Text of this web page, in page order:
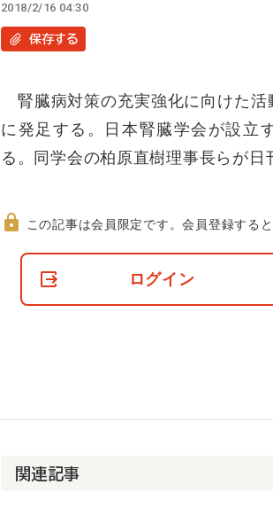
2018/2/16 04:30
保存する
腎臓病対策の充実強化に向けた活
に発足する。日本腎臓学会が設立
る。同学会の柏原直樹理事長らが
て
この記事は会員限定です。会員登録する
ログイン
関連記事